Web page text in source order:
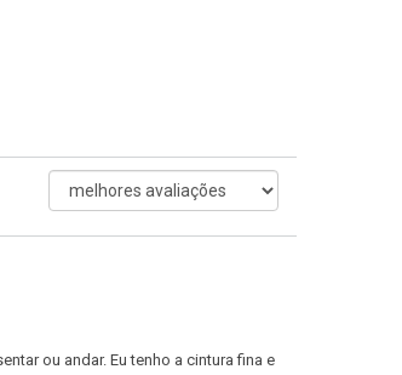
ordenar
avaliações
ou andar. Eu tenho a cintura fina e